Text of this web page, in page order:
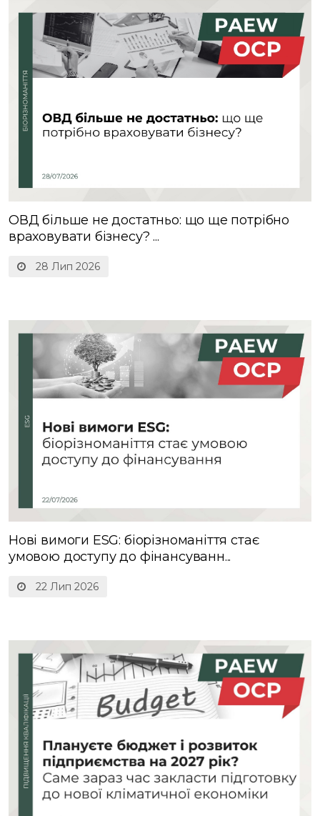
28 Лип 2026
ОВД більше не достатньо: що ще потрібно
враховувати бізнесу? ...
22 Лип 2026
Нові вимоги ESG: біорізноманіття стає
умовою доступу до фінансуванн...